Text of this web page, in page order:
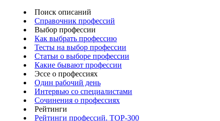
Поиск описаний
Справочник профессий
Выбор профессии
Как выбрать профессию
Тесты на выбор профессии
Статьи о выборе профессии
Какие бывают профессии
Эссе о профессиях
Один рабочий день
Интервью со специалистами
Сочинения о профессиях
Рейтинги
Рейтинги профессий. TOP-300